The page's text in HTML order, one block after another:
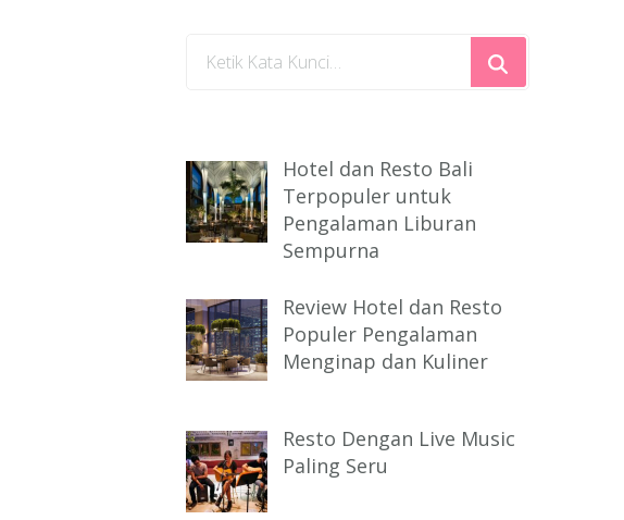
Mencari
Hotel dan Resto Bali
Terpopuler untuk
Pengalaman Liburan
Sempurna
Review Hotel dan Resto
Populer Pengalaman
Menginap dan Kuliner
Resto Dengan Live Music
Paling Seru